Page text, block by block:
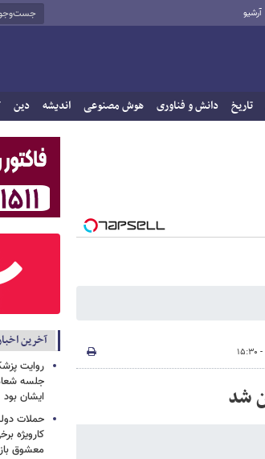
آرشیو
تاریخ دانش و فناوری هوش مصنوعی اندیشه دین
آخرین
روایت
جلسه
ایشان بود
حملات
کارویژه
معشوق